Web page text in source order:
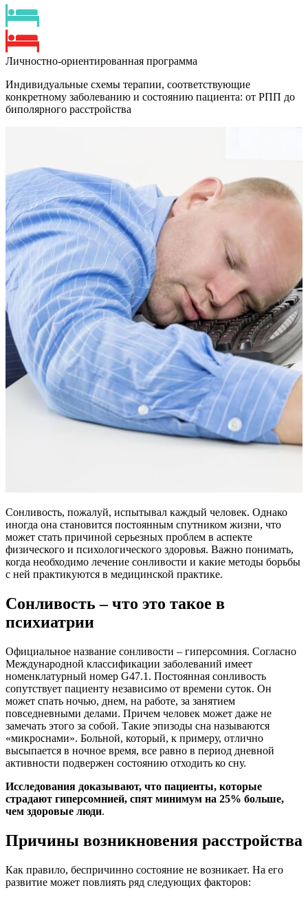
Личностно-ориентированная программа
Индивидуальные схемы терапии, соответствующие
конкретному заболеванию и состоянию пациента: от РПП до
биполярного расстройства
Сонливость, пожалуй, испытывал каждый человек. Однако
иногда она становится постоянным спутником жизни, что
может стать причиной серьезных проблем в аспекте
физического и психологического здоровья. Важно понимать,
когда необходимо лечение сонливости и какие методы борьбы
с ней практикуются в медицинской практике.
Сонливость – что это такое в
психиатрии
Официальное название сонливости – гиперсомния. Согласно
Международной классификации заболеваний имеет
номенклатурный номер G47.1. Постоянная сонливость
сопутствует пациенту независимо от времени суток. Он
может спать ночью, днем, на работе, за занятием
повседневными делами. Причем человек может даже не
замечать этого за собой. Такие эпизоды сна называются
«микроснами». Больной, который, к примеру, отлично
высыпается в ночное время, все равно в период дневной
активности подвержен состоянию отходить ко сну.
Исследования доказывают, что пациенты, которые
страдают гиперсомнией, спят минимум на 25% больше,
чем здоровые люди.
Причины возникновения расстройства
Как правило, беспричинно состояние не возникает. На его
развитие может повлиять ряд следующих факторов: